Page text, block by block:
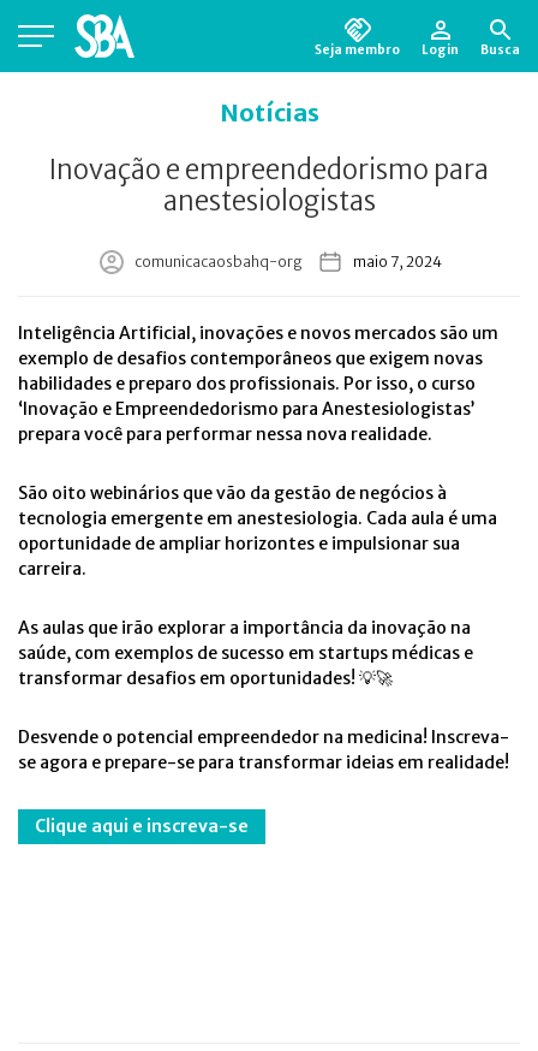
Seja membro Login Busca
Notícias
Inovação e empreendedorismo para
anestesiologistas
comunicacaosbahq-org maio 7, 2024
Inteligência Artificial, inovações e novos mercados são um
exemplo de desafios contemporâneos que exigem novas
habilidades e preparo dos profissionais. Por isso, o curso
‘Inovação e Empreendedorismo para Anestesiologistas’
prepara você para performar nessa nova realidade.
São oito webinários que vão da gestão de negócios à
tecnologia emergente em anestesiologia. Cada aula é uma
oportunidade de ampliar horizontes e impulsionar sua
carreira.
As aulas que irão explorar a importância da inovação na
saúde, com exemplos de sucesso em startups médicas e
transformar desafios em oportunidades! 💡🚀
Desvende o potencial empreendedor na medicina! Inscreva-
se agora e prepare-se para transformar ideias em realidade!
Clique aqui e inscreva-se